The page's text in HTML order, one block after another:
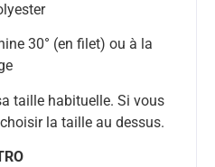
30° (en filet) ou à la
taille habituelle. Si vous
la taille au dessus.